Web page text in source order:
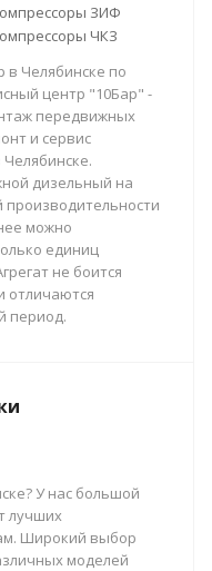
ЗИФ
ЧКЗ
в Челябинске по
центр "10Бар" -
передвижных
и сервис
дизельный на
можно
единиц
не боится
отличаются
период.
У нас большой
лучших
Широкий выбор
моделей